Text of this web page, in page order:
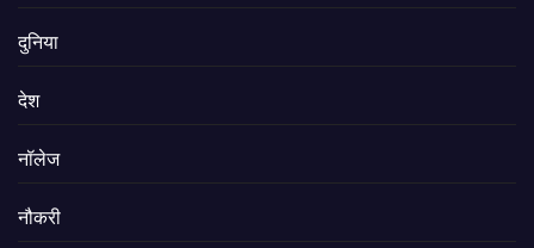
दुनिया
देश
नॉलेज
नौकरी